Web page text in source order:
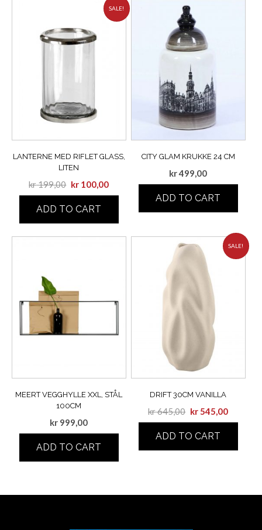
SALE!
LANTERNE MED RIFLET GLASS,
LITEN
kr199,00 kr 100,00
ADD TO CART
CITY GLAM KRUKKE 24 CM
kr499,00
ADD TO CART
MEERT VEGGHYLLE XXL, STÅL
100CM
kr 999,00
ADD TO CART
SALE!
DRIFT 30CM VANILLA
kr645,00 kr545,00
ADD TO CART